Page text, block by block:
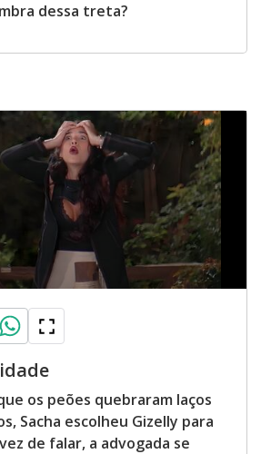
dessa treta?
os peões quebraram laços
Sacha escolheu Gizelly para
de falar, a advogada se